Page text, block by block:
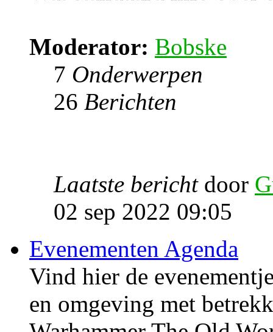
Moderator: Bobske
7 Onderwerpen
26 Berichten
Laatste berichtdoor
02 sep 2022 09:05
Evenementen Agenda
Vind hier de
en omgeving met